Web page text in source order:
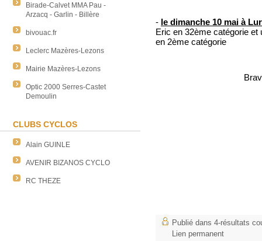
Birade-Calvet MMA Pau -
Arzacq - Garlin - Billère
bivouac.fr
Leclerc Mazères-Lezons
Mairie Mazères-Lezons
Optic 2000 Serres-Castet
Demoulin
CLUBS CYCLOS
Alain GUINLE
AVENIR BIZANOS CYCLO
RC THEZE
- le dimanche 10 mai à
Eric en 32ème catégorie
en 2ème catégorie
Publié dans 4-résultats
Lien permanent